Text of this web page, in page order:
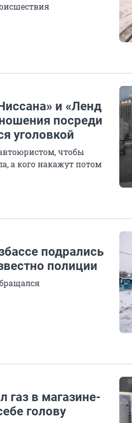
и «Ленд
посреди
уголовкой
чтобы
а кого накажут потом
подрались
полиции
газ в магазине-
голову